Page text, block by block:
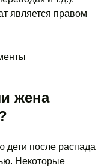
является правом
жена
дети после распада
Некоторые